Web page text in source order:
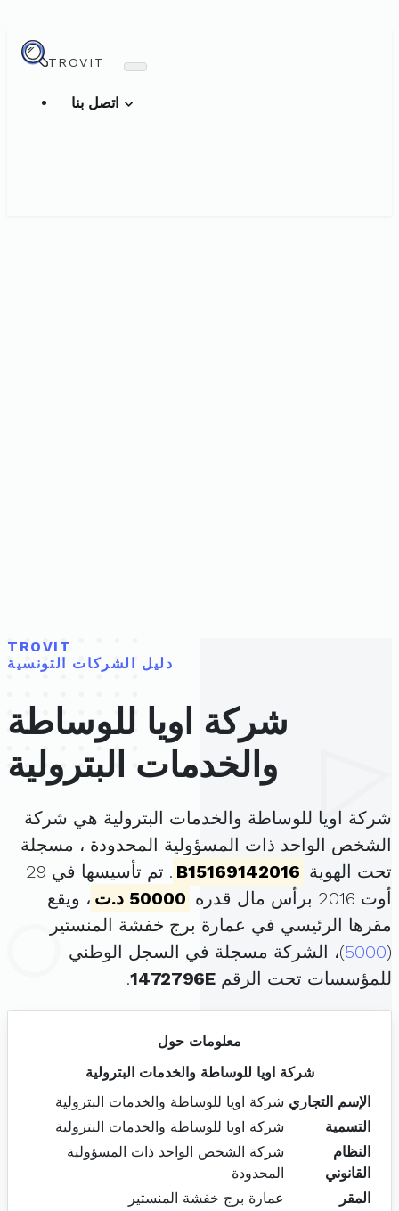
TROVIT
TROVIT
دليل الشركات التونسية
شركة اويا للوساطة
والخدمات البترولية
شركة اويا للوساطة والخدمات البترولية هي شركة
الشخص الواحد ذات المسؤولية المحدودة ، مسجلة
تحت الهوية B15169142016
. تم تأسيسها في 29
أوت 2016 برأس مال قدره
50000 د.ت
، ويقع
مقرها الرئيسي في عمارة برج خفشة المنستير
(
5000)، الشركة مسجلة في السجل الوطني
للمؤسسات تحت الرقم 1472796E
.
معلومات حول
شركة اويا للوساطة والخدمات البترولية
الإسم التجاري شركة اويا للوساطة والخدمات البترولية
التسمية
شركة اويا للوساطة والخدمات البترولية
النظام
القانوني
شركة الشخص الواحد ذات المسؤولية
المحدودة
المقر
عمارة برج خفشة المنستير